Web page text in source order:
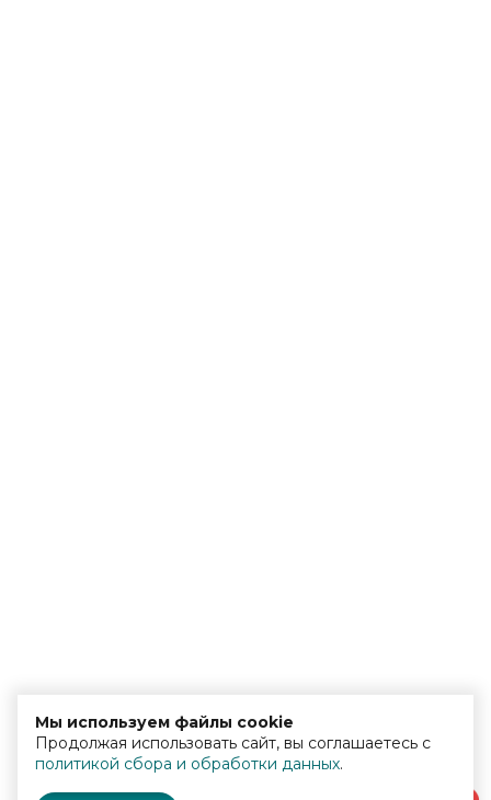
Мы используем файлы cookie
Продолжая использовать сайт, вы соглашаетесь с
политикой сбора и обработки данных.